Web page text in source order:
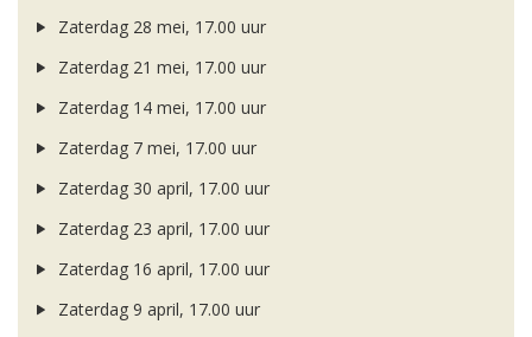
Zaterdag 28 mei, 17.00 uur
Zaterdag 21 mei, 17.00 uur
Zaterdag 14 mei, 17.00 uur
Zaterdag 7 mei, 17.00 uur
Zaterdag 30 april, 17.00 uur
Zaterdag 23 april, 17.00 uur
Zaterdag 16 april, 17.00 uur
Zaterdag 9 april, 17.00 uur